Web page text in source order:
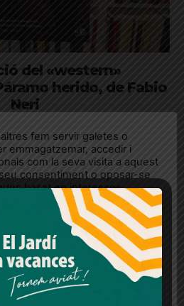
del «western»
herido, de Fabio
Neri
del colonialisme
fem servir galetes o
emmagatzemar, accedir i
com la seva visita a aquest
consentiment o oposar-se
basat en interessos
fent clic a "Ajustos de
de privacitat en aquest
dones el teu
Acceptar Rebutjar tot